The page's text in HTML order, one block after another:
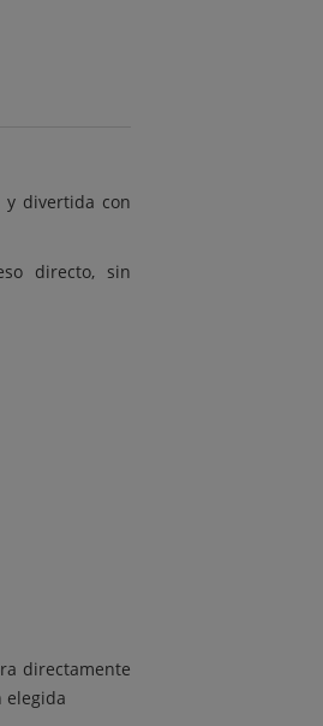
divertida con
directo, sin
directamente
elegida